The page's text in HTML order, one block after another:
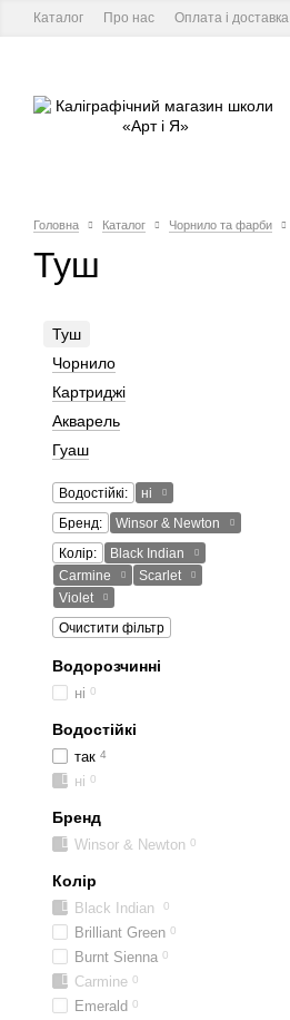
Каталог Про нас Оплата і доставка
Головна Каталог Чорнило та фарби
Туш
Туш
Чорнило
Картриджі
Акварель
Гуаш
Водостійкі:
ні
Бренд:
Winsor & Newton
Колір:
Black Indian
Carmine
Scarlet
Violet
Очистити фільтр
Водорозчинні
ні 0
Водостійкі
так 4
ні 0
Бренд
Winsor & Newton 0
Колір
Black Indian 0
Brilliant Green 0
Burnt Sienna 0
Carmine 0
Emerald 0